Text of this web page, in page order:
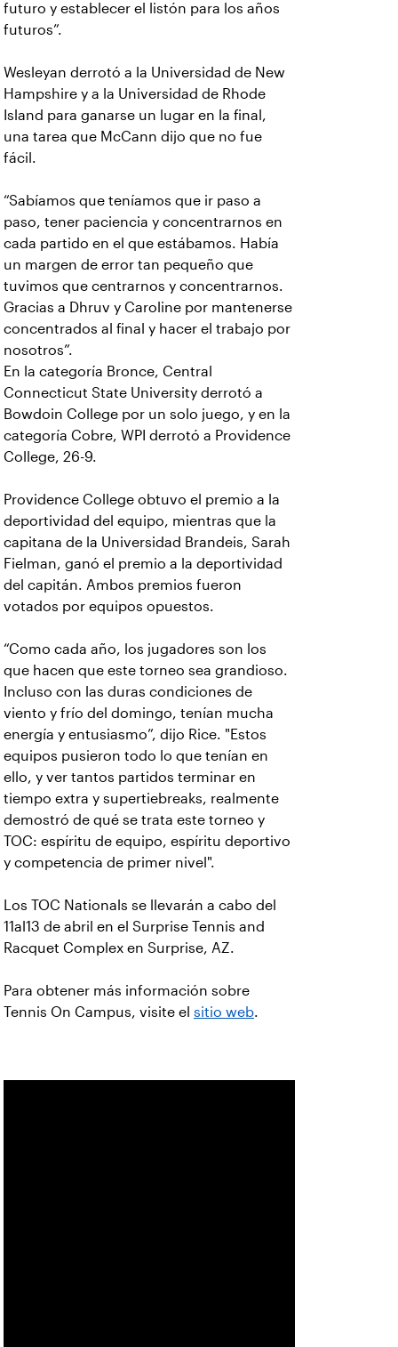
futuro y establecer el listón para los años
futuros”.
Wesleyan derrotó a la Universidad de New
Hampshire y a la Universidad de Rhode
Island para ganarse un lugar en la final,
una tarea que McCann dijo que no fue
fácil.
“Sabíamos que teníamos que ir paso a
paso, tener paciencia y concentrarnos en
cada partido en el que estábamos. Había
un margen de error tan pequeño que
tuvimos que centrarnos y concentrarnos.
Gracias a Dhruv y Caroline por mantenerse
concentrados al final y hacer el trabajo por
nosotros”.
En la categoría Bronce, Central
Connecticut State University derrotó a
Bowdoin College por un solo juego, y en la
categoría Cobre, WPI derrotó a Providence
College, 26-9.
Providence College obtuvo el premio a la
deportividad del equipo, mientras que la
capitana de la Universidad Brandeis, Sarah
Fielman, ganó el premio a la deportividad
del capitán. Ambos premios fueron
votados por equipos opuestos.
“Como cada año, los jugadores son los
que hacen que este torneo sea grandioso.
Incluso con las duras condiciones de
viento y frío del domingo, tenían mucha
energía y entusiasmo”, dijo Rice. "Estos
equipos pusieron todo lo que tenían en
ello, y ver tantos partidos terminar en
tiempo extra y supertiebreaks, realmente
demostró de qué se trata este torneo y
TOC: espíritu de equipo, espíritu deportivo
y competencia de primer nivel".
Los TOC Nationals se llevarán a cabo del
11al13 de abril en el Surprise Tennis and
Racquet Complex en Surprise, AZ.
Para obtener más información sobre
Tennis On Campus, visite el sitio web.